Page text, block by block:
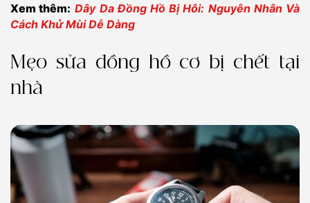
Xem thêm: Dây Da Đồng Hồ Bị Hôi: Nguyên Nhân Và
Cách Khử Mùi Dễ Dàng
Mẹo sửa đồng hồ cơ bị chết tại
nhà